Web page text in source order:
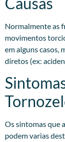
Normalmente as
movimentos
em alguns casos,
diretos (ex:
Os sintomas que
podem varias